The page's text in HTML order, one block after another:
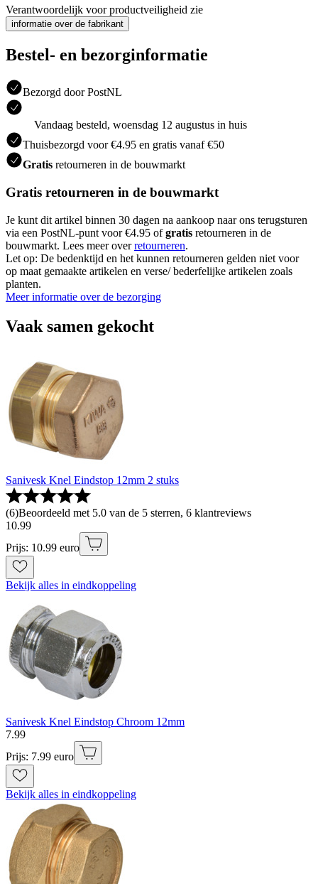
Verantwoordelijk voor productveiligheid zie
informatie over de fabrikant
Bestel- en bezorginformatie
Bezorgd door PostNL
Vandaag besteld, woensdag 12 augustus in huis
Thuisbezorgd voor €4.95 en gratis vanaf €50
Gratis retourneren in de bouwmarkt
Gratis retourneren in de bouwmarkt
Je kunt dit artikel binnen 30 dagen na aankoop naar ons terugsturen
via een PostNL-punt voor €4.95 ofgratis retourneren in de
bouwmarkt. Lees meer overretourneren.
Let op: De bedenktijd en het kunnen retourneren gelden niet voor
op maat gemaakte artikelen en verse/ bederfelijke artikelen zoals
planten.
Meer informatie over de bezorging
Vaak samen gekocht
Sanivesk Knel Eindstop 12mm 2 stuks
(6)Beoordeeld met 5.0 van de 5 sterren, 6 klantreviews
10.99
Prijs: 10.99 euro
Bekijk alles in eindkoppeling
Sanivesk Knel Eindstop Chroom 12mm
7.99
Prijs: 7.99 euro
Bekijk alles in eindkoppeling